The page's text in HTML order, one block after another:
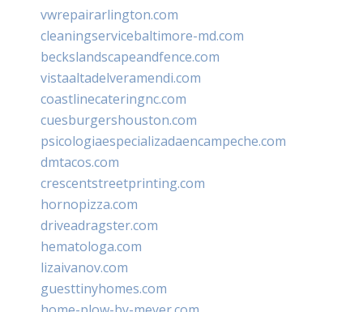
vwrepairarlington.com
cleaningservicebaltimore-md.com
beckslandscapeandfence.com
vistaaltadelveramendi.com
coastlinecateringnc.com
cuesburgershouston.com
psicologiaespecializadaencampeche.com
dmtacos.com
crescentstreetprinting.com
hornopizza.com
driveadragster.com
hematologa.com
lizaivanov.com
guesttinyhomes.com